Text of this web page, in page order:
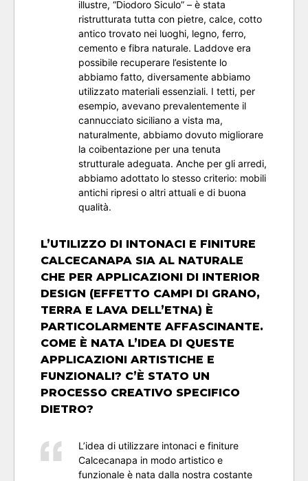
illustre, “Diodoro Siculo” – è stata
ristrutturata tutta con pietre, calce, cotto
antico trovato nei luoghi, legno, ferro,
cemento e fibra naturale. Laddove era
possibile recuperare l’esistente lo
abbiamo fatto, diversamente abbiamo
utilizzato materiali essenziali. I tetti, per
esempio, avevano prevalentemente il
cannucciato siciliano a vista ma,
naturalmente, abbiamo dovuto migliorare
la coibentazione per una tenuta
strutturale adeguata. Anche per gli arredi,
abbiamo adottato lo stesso criterio: mobili
antichi ripresi o altri attuali e di buona
qualità.
L’UTILIZZO DI INTONACI E FINITURE
CALCECANAPA SIA AL NATURALE
CHE PER APPLICAZIONI DI INTERIOR
DESIGN (EFFETTO CAMPI DI GRANO,
TERRA E LAVA DELL’ETNA) È
PARTICOLARMENTE AFFASCINANTE.
COME È NATA L’IDEA DI QUESTE
APPLICAZIONI ARTISTICHE E
FUNZIONALI? C’È STATO UN
PROCESSO CREATIVO SPECIFICO
DIETRO?
L’idea di utilizzare intonaci e finiture
Calcecanapa in modo artistico e
funzionale è nata dalla nostra costante